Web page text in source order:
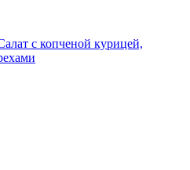
с копченой курицей,